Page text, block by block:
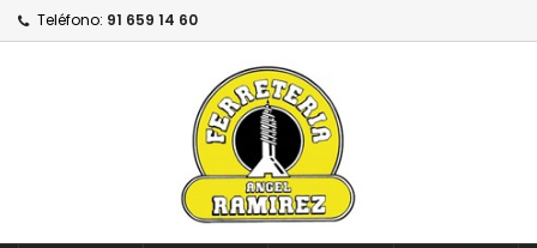
Teléfono: 91 659 14 60